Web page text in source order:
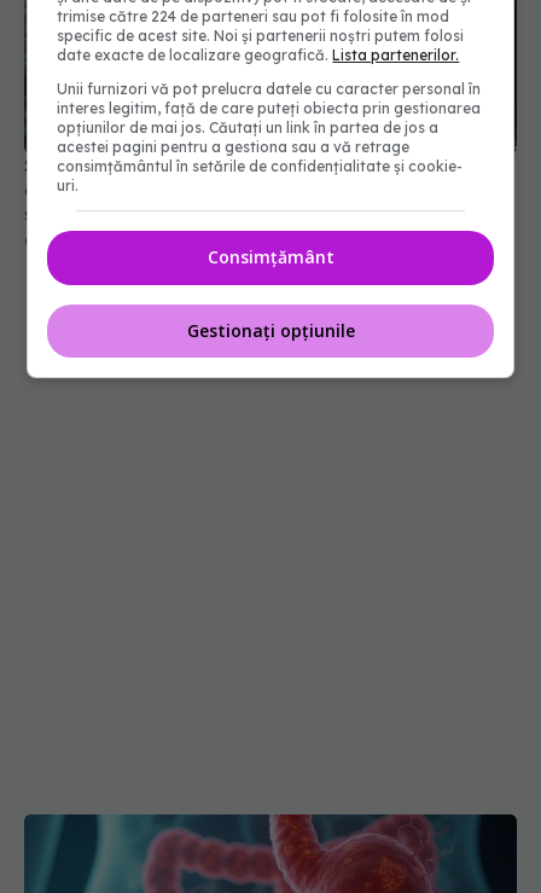
Senzația de frig, gușa și alte semne ale
deficienței de iod. Importanța iodului pentru
sănătatea tiroidei
09 sep 2024, 10:30
trimise către 224 de parteneri sau pot fi folosite în mod
specific de acest site. Noi și partenerii noștri putem folosi
date exacte de localizare geografică.Lista partenerilor.
Unii furnizori vă pot prelucra datele cu caracter personal în
interes legitim, față de care puteți obiecta prin gestionarea
opțiunilor de mai jos. Căutați un link în partea de jos a
acestei pagini pentru a gestiona sau a vă retrage
consimțământul în setările de confidențialitate și cookie-
uri.
Consimțământ
Gestionați opțiunile